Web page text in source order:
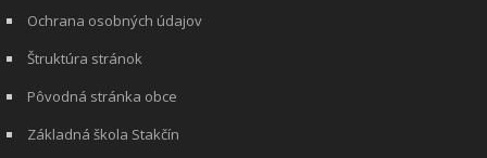
Ochrana osobných údajov
Štruktúra stránok
Pôvodná stránka obce
Základná škola Stakčín